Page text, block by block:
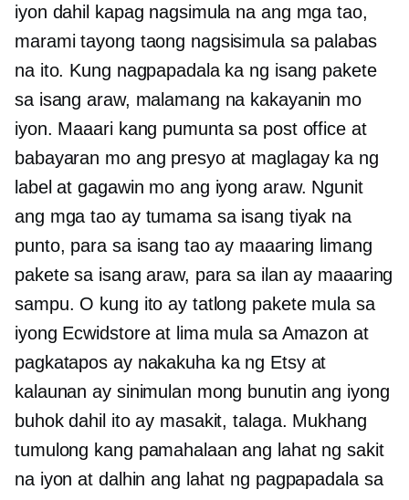
iyon dahil kapag nagsimula na ang mga tao,
marami tayong taong nagsisimula sa palabas
na ito. Kung nagpapadala ka ng isang pakete
sa isang araw, malamang na kakayanin mo
iyon. Maaari kang pumunta sa post office at
babayaran mo ang presyo at maglagay ka ng
label at gagawin mo ang iyong araw. Ngunit
ang mga tao ay tumama sa isang tiyak na
punto, para sa isang tao ay maaaring limang
pakete sa isang araw, para sa ilan ay maaaring
sampu. O kung ito ay tatlong pakete mula sa
iyong Ecwidstore at lima mula sa Amazon at
pagkatapos ay nakakuha ka ng Etsy at
kalaunan ay sinimulan mong bunutin ang iyong
buhok dahil ito ay masakit, talaga. Mukhang
tumulong kang pamahalaan ang lahat ng sakit
na iyon at dalhin ang lahat ng pagpapadala sa